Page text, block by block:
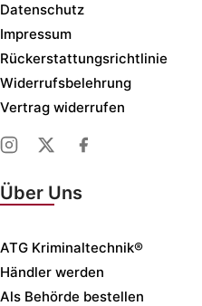
Datenschutz
Impressum
Rückerstattungsrichtlinie
Widerrufsbelehrung
Vertrag widerrufen
Über Uns
ATG Kriminaltechnik®
Händler werden
Als Behörde bestellen